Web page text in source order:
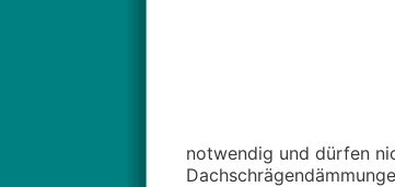
notwendig und dürfen